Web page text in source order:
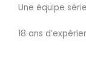
Une équipe
18 ans